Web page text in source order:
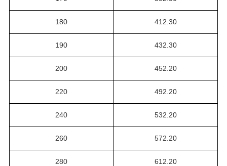
180 412.30
190 432.30
200 452.20
220 492.20
240 532.20
260 572.20
280 612.20